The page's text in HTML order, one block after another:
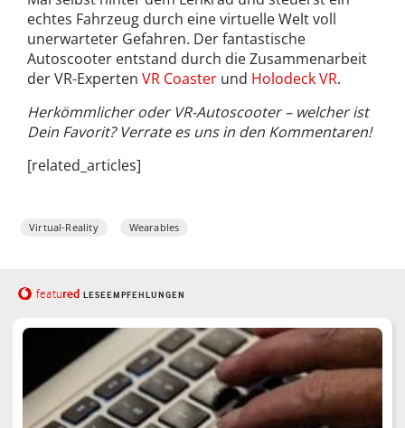
echtes Fahrzeug durch eine virtuelle Welt voll
unerwarteter Gefahren. Der fantastische
Autoscooter entstand durch die Zusammenarbeit
der VR-Experten VR Coaster und Holodeck VR.
Herkömmlicher oder VR-Autoscooter – welcher ist
Dein Favorit? Verrate es uns in den Kommentaren!
[related_articles]
Virtual-Reality Wearables
featured LESEEMPFEHLUNGEN